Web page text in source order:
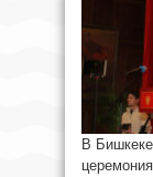
В